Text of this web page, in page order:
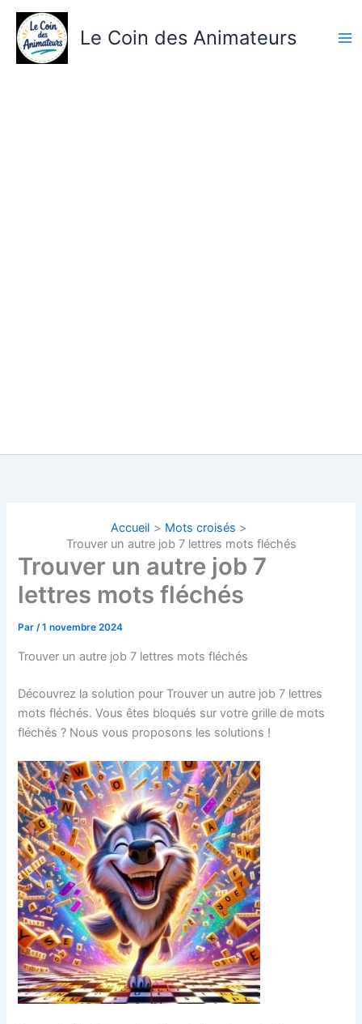
Aller
contenu
Le Coin des Animateurs
Accueil
Mots croisés
Trouver un autre job 7 lettres mots fléchés
Trouver un autre job 7
lettres mots fléchés
Par/1 novembre 2024
Trouver un autre job 7 lettres mots fléchés
Découvrez la solution pour Trouver un autre job 7 lettres
mots fléchés. Vous êtes bloqués sur votre grille de mots
fléchés ? Nous vous proposons les solutions !